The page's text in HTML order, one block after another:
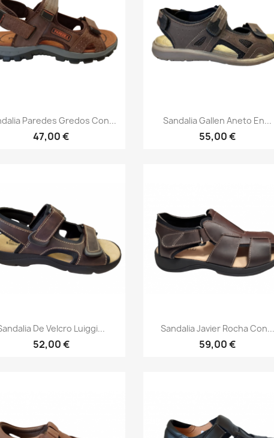
Vista rápida
Paredes Gredos Con...
47,00 €
Vista rápida
Sandalia Gallen Aneto En...
55,00 €
Vista rápida
De Velcro Luiggi...
52,00 €
 Vista rápida
Sandalia Javier Rocha Con...
59,00 €